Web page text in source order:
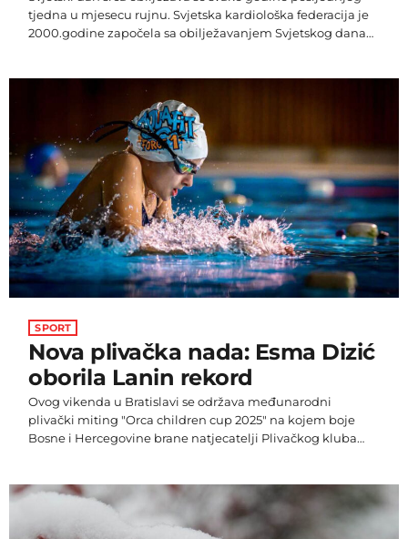
tjedna u mjesecu rujnu. Svjetska kardiološka federacija je
2000.godine započela sa obilježavanjem Svjetskog dana
svijetu umre od kardiovaskularnih bolesti svake godine.
Od tih smrti, 85% je posljedica koronarne bolesti srca
(srčani udar) i cerebrovaskularne bolesti (moždani udar), a
uglavnom pogađa zemlje […]
SPORT
Nova plivačka nada: Esma Dizić
oborila Lanin rekord
Ovog vikenda u Bratislavi se održava međunarodni
plivački miting "Orca children cup 2025" na kojem boje
Bosne i Hercegovine brane natjecatelji Plivačkog kluba
državna rekorda Bosne i Hercegovine. Nakon što je juče
prvog dana natjecanja postala vlasnica najboljeg bh.
vremena za djevojčice do deset godina u disciplini 100